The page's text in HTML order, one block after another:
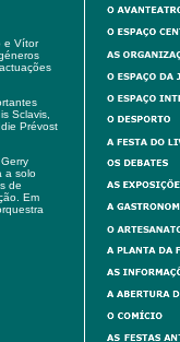
e Vítor
Sclavis,
Prévost
a solo
de
Em